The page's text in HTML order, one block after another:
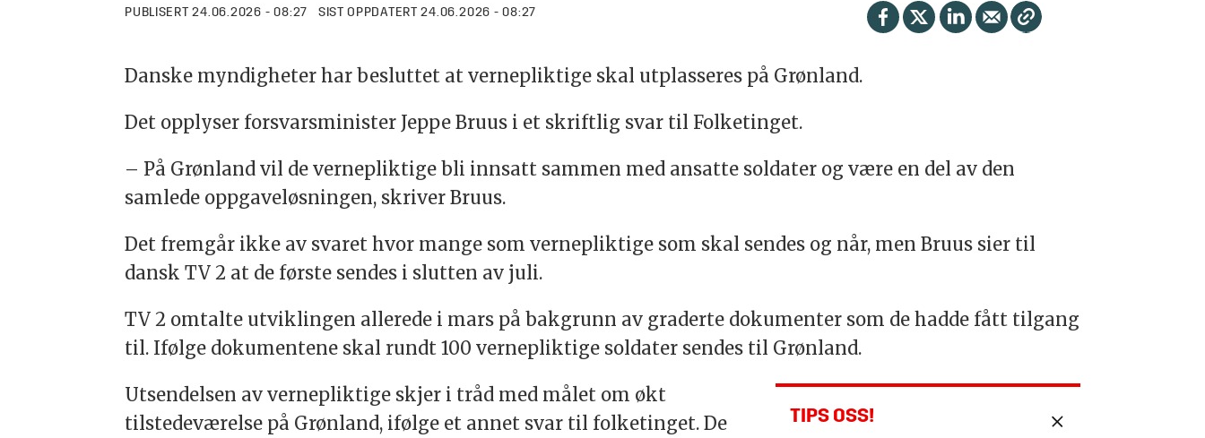
PUBLISERT 24.06.2026 - 08:27 SIST OPPDATERT 24.06.2026 - 08:27
Danske myndigheter har besluttet atvernepliktige skal utplasseres på Grønland.
Det opplyser forsvarsminister Jeppe Bruus i et skriftlig svar til Folketinget.
– På Grønland vil devernepliktige bli innsatt sammen med ansatte soldater og være en del av den
samlede oppgaveløsningen, skriver Bruus.
Det fremgår ikke av svaret hvor mange somvernepliktige som skal sendes og når, men Bruus sier til
dansk TV 2 at de første sendes i slutten av juli.
TV 2 omtalte utviklingen allerede i mars på bakgrunn av graderte dokumenter som de hadde fått tilgang
til. Ifølge dokumentene skal rundt 100vernepliktige soldater sendes til Grønland.
TIPS OSS!
Utsendelsen avvernepliktige skjer i tråd med målet om økt
tilstedeværelse på Grønland, ifølge et annet svar til folketinget. De